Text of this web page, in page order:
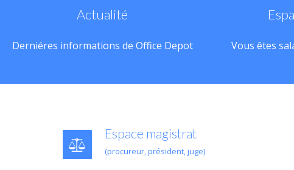
Actualité
Derniéres informations de Office Depot Vous êtes
Espace magistrat
(procureur, président, juge)